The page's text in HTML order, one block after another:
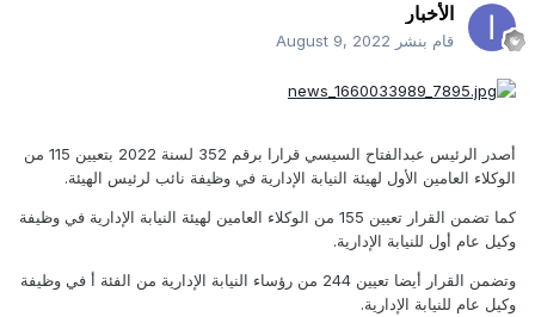
الأخبار
قام بنشر August 9, 2022
أصدر الرئيس عبدالفتاح السيسي قرارا برقم 352 لسنة 2022 بتعيين 115 من
الوكلاء العامين الأول لهيئة النيابة الإدارية في وظيفة نائب لرئيس الهيئة.
كما تضمن القرار تعيين 155 من الوكلاء العامين لهيئة النيابة الإدارية في وظيفة
وكيل عام أول للنيابة الإدارية.
وتضمن القرار أيضا تعيين 244 من رؤساء النيابة الإدارية من الفئة أ في وظيفة
وكيل عام للنيابة الإدارية.